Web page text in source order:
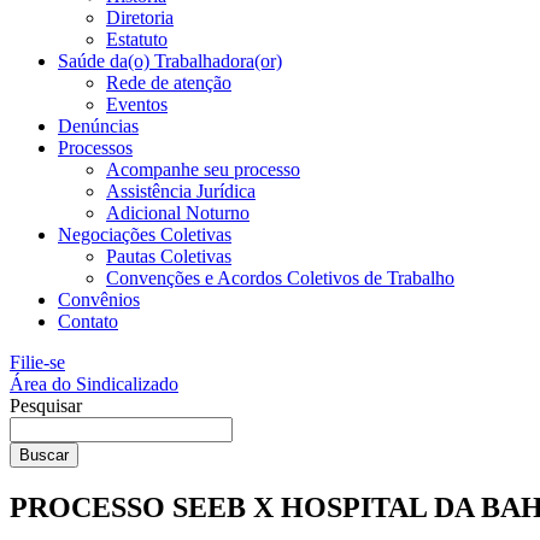
Diretoria
Estatuto
Saúde da(o) Trabalhadora(or)
Rede de atenção
Eventos
Denúncias
Processos
Acompanhe seu processo
Assistência Jurídica
Adicional Noturno
Negociações Coletivas
Pautas Coletivas
Convenções e Acordos Coletivos de Trabalho
Convênios
Contato
Filie-se
Área do Sindicalizado
Pesquisar
Buscar
PROCESSO SEEB X HOSPITAL DA